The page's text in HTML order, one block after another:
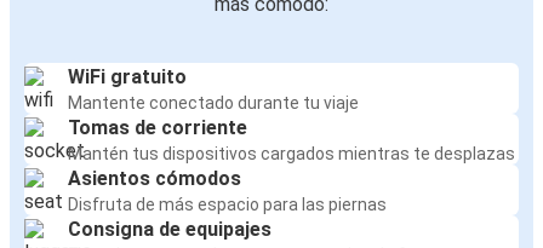
WiFi gratuito
Mantente conectado durante tu viaje
Tomas de corriente
Mantén tus dispositivos cargados mientras te desplazas
Asientos cómodos
Disfruta de más espacio para las piernas
Consigna de equipajes